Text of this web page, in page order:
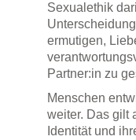
Sexualethik
ermutigen,
Partner:in zu
Menschen
weiter. Das gilt
Identität und